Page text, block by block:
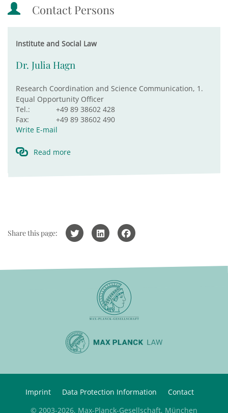
Contact Persons
Institute and Social Law
Dr. Julia Hagn
Research Coordination and Science Communication, 1.
Equal Opportunity Officer
Tel.:
+49 89 38602 428
Fax:
+49 89 38602 490
Write E-mail
Read more
Share this page:
Imprint Data Protection Information
Contact
© 2003-2026, Max-Planck-Gesellschaft, München